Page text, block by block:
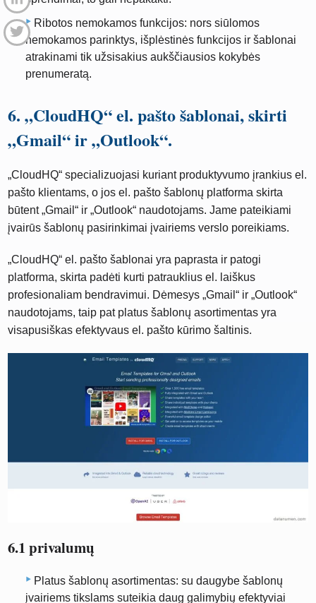
Ribotos nemokamos funkcijos: nors siūlomos
nemokamos parinktys, išplėstinės funkcijos ir šablonai
atrakinami tik užsisakius aukščiausios kokybės
prenumeratą.
6. „CloudHQ“ el. pašto šablonai, skirti
„Gmail“ ir „Outlook“.
„CloudHQ“ specializuojasi kuriant produktyvumo įrankius el.
pašto klientams, o jos el. pašto šablonų platforma skirta
būtent „Gmail“ ir „Outlook“ naudotojams. Jame pateikiami
įvairūs šablonų pasirinkimai įvairiems verslo poreikiams.
„CloudHQ“ el. pašto šablonai yra paprasta ir patogi
platforma, skirta padėti kurti patrauklius el. laiškus
profesionaliam bendravimui. Dėmesys „Gmail“ ir „Outlook“
naudotojams, taip pat platus šablonų asortimentas yra
visapusiškas efektyvaus el. pašto kūrimo šaltinis.
6.1 privalumų
Platus šablonų asortimentas: su daugybe šablonų
įvairiems tikslams suteikia daug galimybių efektyviai